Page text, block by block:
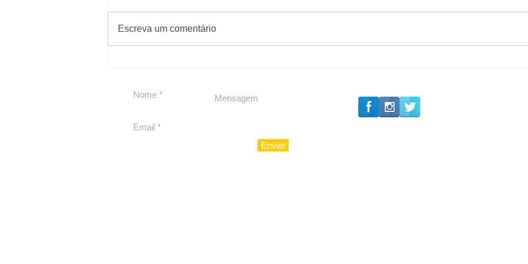
para São Paulo
Escreva um comentário
#Sugestões
Enviar